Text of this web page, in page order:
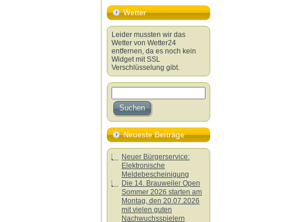
Wetter
Leider mussten wir das
Wetter von Wetter24
entfernen, da es noch kein
Widget mit SSL
Verschlüsselung gibt.
Neueste Beiträge
Neuer Bürgerservice:
Elektronische
Meldebescheinigung
Die 14. Brauweiler Open
Sommer 2026 starten am
Montag, den 20.07.2026
mit vielen guten
Nachwuchsspielern